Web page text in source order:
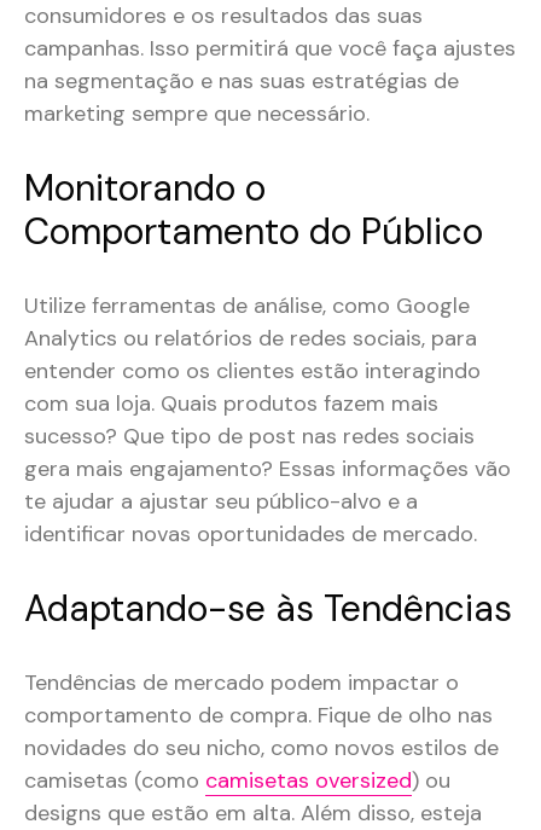
consumidores e os resultados das suas
campanhas. Isso permitirá que você faça ajustes
na segmentação e nas suas estratégias de
marketing sempre que necessário​.
Monitorando o
Comportamento do Público
Utilize ferramentas de análise, como Google
Analytics ou relatórios de redes sociais, para
entender como os clientes estão interagindo
com sua loja. Quais produtos fazem mais
sucesso? Que tipo de post nas redes sociais
gera mais engajamento? Essas informações vão
te ajudar a ajustar seu público-alvo e a
identificar novas oportunidades de mercado​​.
Adaptando-se às Tendências
Tendências de mercado podem impactar o
comportamento de compra. Fique de olho nas
novidades do seu nicho, como novos estilos de
camisetas (como camisetas oversized) ou
designs que estão em alta. Além disso, esteja